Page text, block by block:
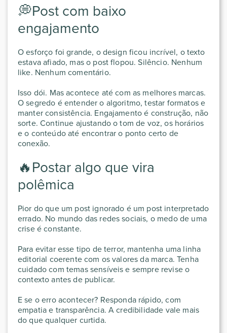
💭Post com baixo
engajamento
O esforço foi grande, o design ficou incrível, o texto
estava afiado, mas o post flopou. Silêncio. Nenhum
like. Nenhum comentário.
Isso dói. Mas acontece até com as melhores marcas.
O segredo é entender o algoritmo, testar formatos e
manter consistência. Engajamento é construção, não
sorte. Continue ajustando o tom de voz, os horários
e o conteúdo até encontrar o ponto certo de
conexão.
🔥Postar algo que vira
polêmica
Pior do que um post ignorado é um post interpretado
errado. No mundo das redes sociais, o medo de uma
crise é constante.
Para evitar esse tipo de terror, mantenha uma linha
editorial coerente com os valores da marca. Tenha
cuidado com temas sensíveis e sempre revise o
contexto antes de publicar.
E se o erro acontecer? Responda rápido, com
empatia e transparência. A credibilidade vale mais
do que qualquer curtida.